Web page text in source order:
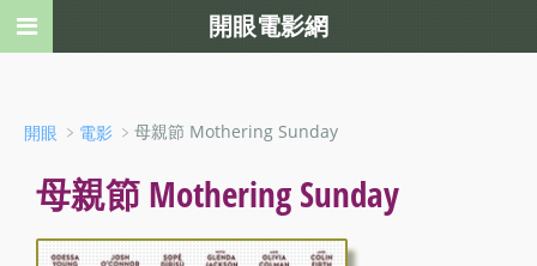
開眼 ﹥ 電影 ﹥母親節 Mothering Sunday
母親節 Mothering Sunday
開眼電影網